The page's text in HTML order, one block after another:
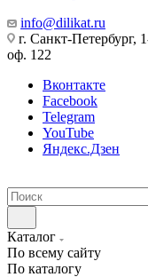
info@dilikat.ru
г. Санкт-Петербург,
оф. 122
Вконтакте
Facebook
Telegram
YouTube
Яндекс.Дзен
Каталог
По всему сайту
По каталогу